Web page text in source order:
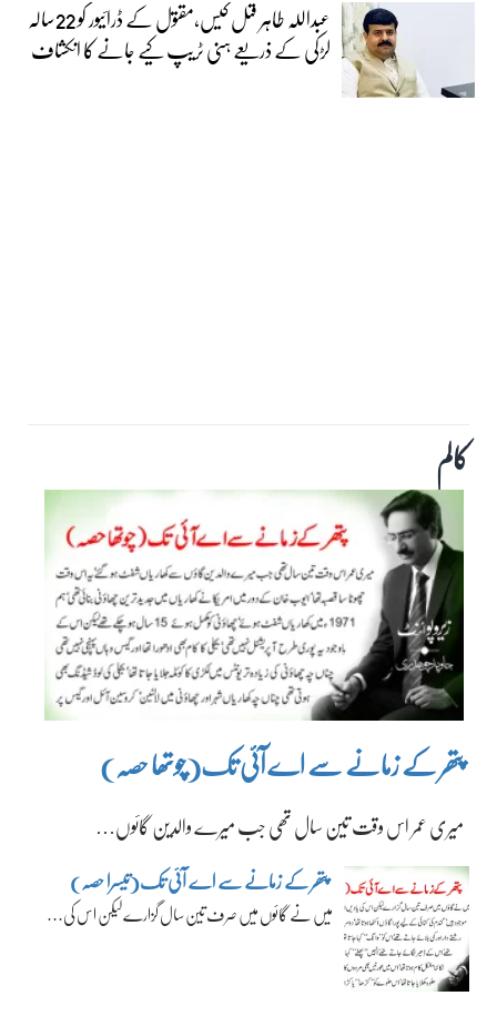
عبداللہ طاہر قتل کیس،مقتول کے ڈرائیور کو 22سالہ
لڑکی کے ذریعے ہنی ٹریپ کیے جانے کا انکشاف
کالم
پتھر کے زمانے سے اے آئی تک(چوتھا حصہ)
میری عمر اس وقت تین سال تھی جب میرے والدین گائوں…
پتھر کے زمانے سے اے آئی تک(تیسرا حصہ)
میں نے گائوں میں صرف تین سال گزارے لیکن اس کی…